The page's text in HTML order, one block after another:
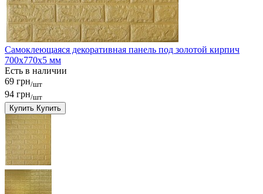
Самоклеющаяся декоративная панель под золотой кирпич
700x770x5 мм
Есть в наличии
69 грн/шт
94 грн/шт
Купить Купить